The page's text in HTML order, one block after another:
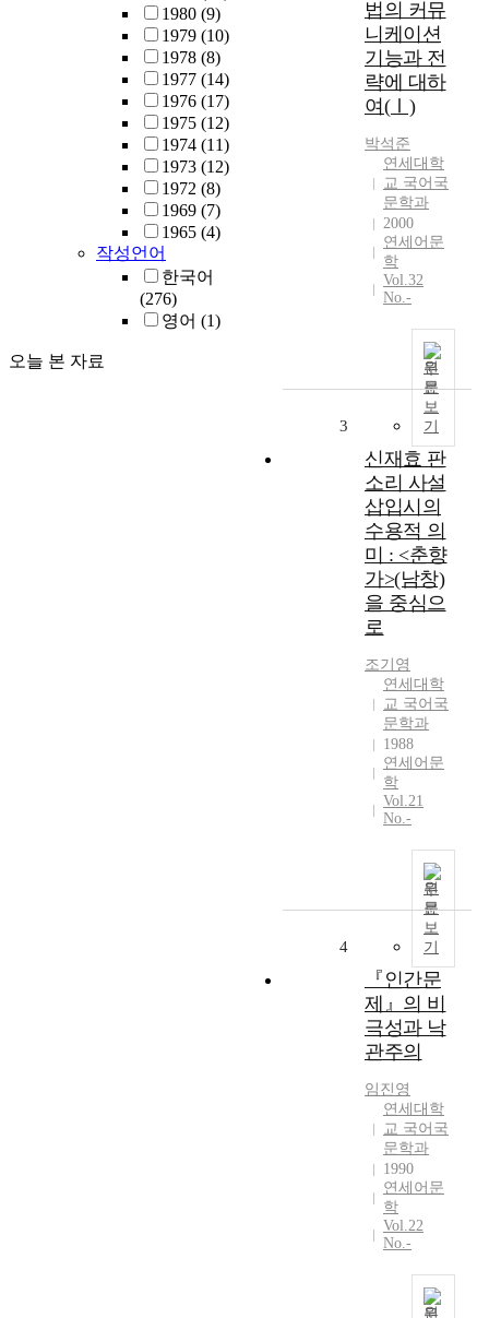
1980 (9)
1979 (10)
1978 (8)
1977 (14)
1976 (17)
1975 (12)
1974 (11)
1973 (12)
1972 (8)
1969 (7)
1965 (4)
작성언어
한국어
(276)
영어 (1)
오늘 본 자료
법의 커뮤
니케이션
기능과 전
략에 대하
여(Ⅰ)
박석준
연세대학
교 국어국
문학과
2000
연세어문
학
Vol.32
No.-
원
문
보
기
3
신재효 판
소리 사설
삽입시의
수용적 의
미 : <춘향
가>(남창)
을 중심으
로
조기영
연세대학
교 국어국
문학과
1988
연세어문
학
Vol.21
No.-
원
문
보
기
4
『인간문
제』의 비
극성과 낙
관주의
임진영
연세대학
교 국어국
문학과
1990
연세어문
학
Vol.22
No.-
원